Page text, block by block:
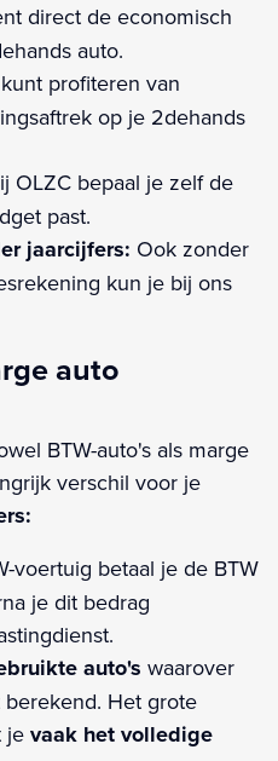
direct de economisch
auto.
profiteren van
op je 2dehands
OLZC bepaal je zelf de
past.
jaarcijfers: Ook zonder
kun je bij ons
auto
BTW-auto's als marge
verschil voor je
voertuig betaal je de BTW
je dit bedrag
auto's waarover
Het grote
je vaak het volledige